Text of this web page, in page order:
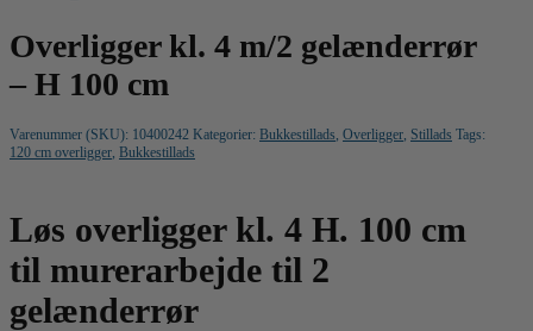
Overligger kl. 4 m/2 gelænderrør
– H 100 cm
Varenummer (SKU): 10400242 Kategorier: Bukkestillads Overligger Stillads Tags:
120 cm overligger Bukkestillads
Løs overligger kl. 4 H. 100 cm
til murerarbejde til 2
gelænderrør